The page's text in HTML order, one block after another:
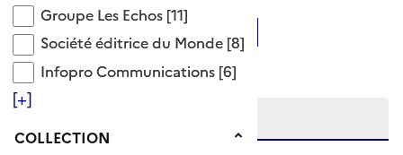
Groupe Les Echos
Groupe Les Echos [11]
Société éditrice du Monde
Société éditrice du Monde [8]
Infopro Communications
Infopro Communications [6]
[+]
Collection
COLLECTION
Tris disponibles (Ouverture d'une modale)
Affiner la recherche
Etendre la recherche sur